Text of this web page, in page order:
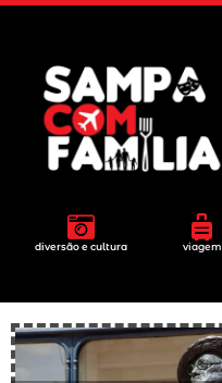
diversão e cultura viagem